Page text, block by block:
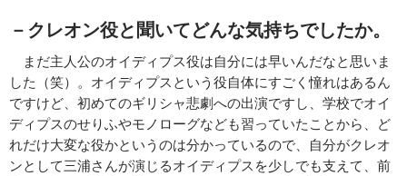
－クレオン役と聞いてどんな気持ちでしたか。
まだ主人公のオイディプス役は自分には早いんだなと思いま
した（笑）。オイディプスという役自体にすごく憧れはあるん
ですけど、初めてのギリシャ悲劇への出演ですし、学校でオイ
ディプスのせりふやモノローグなども習っていたことから、ど
れだけ大変な役かというのは分かっているので、自分がクレオ
ンとして三浦さんが演じるオイディプスを少しでも支えて、前